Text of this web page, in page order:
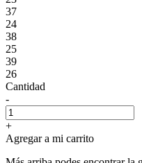
37
24
38
25
39
26
Cantidad
-
+
Agregar a mi carrito